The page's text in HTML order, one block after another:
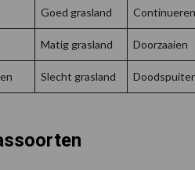
Goed grasland
Matig grasland Doorzaaien
Slecht grasland